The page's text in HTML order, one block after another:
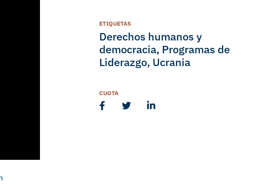
ETIQUETAS
Derechos humanos y
democracia, Programas de
Liderazgo, Ucrania
CUOTA